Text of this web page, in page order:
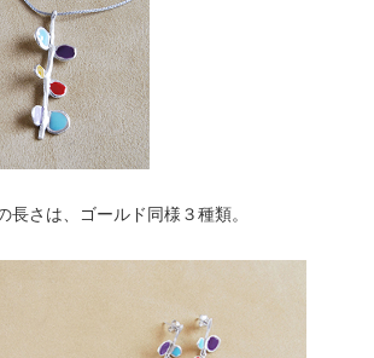
長さは、ゴールド同様３種類。